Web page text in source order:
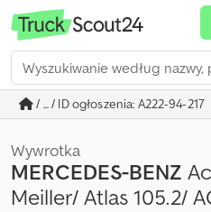
/ ... / ID ogłoszenia: A222-94-217
Wywrotka
MERCEDES-BENZ
Meiller/ Atlas 105.2/